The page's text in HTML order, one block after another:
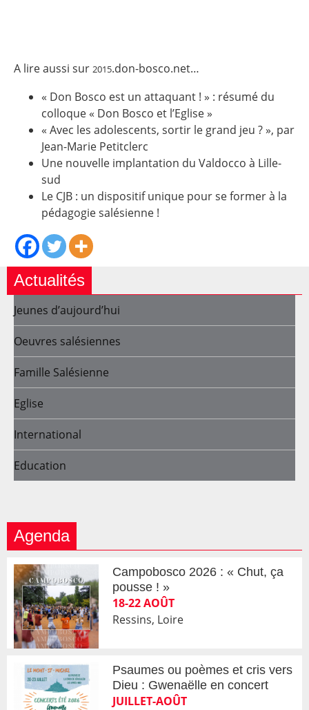
A lire aussi sur 2015.don-bosco.net…
« Don Bosco est un attaquant ! » : résumé du
colloque « Don Bosco et l’Eglise »
« Avec les adolescents, sortir le grand jeu ? », par
Jean-Marie Petitclerc
Une nouvelle implantation du Valdocco à Lille-
sud
Le CJB : un dispositif unique pour se former à la
pédagogie salésienne !
Actualités
Jeunes d’aujourd’hui
Oeuvres salésiennes
Famille Salésienne
Eglise
International
Education
Agenda
Campobosco 2026 : « Chut, ça
pousse ! »
18-22 AOÛT
Ressins, Loire
Psaumes ou poèmes et cris vers
Dieu : Gwenaëlle en concert
JUILLET-AOÛT